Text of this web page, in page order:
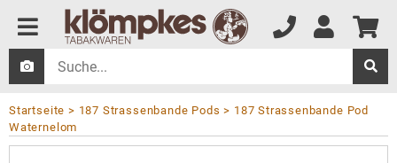
Startseite 187 Strassenbande Pods
187 Strassenbande Pod
Waternelom